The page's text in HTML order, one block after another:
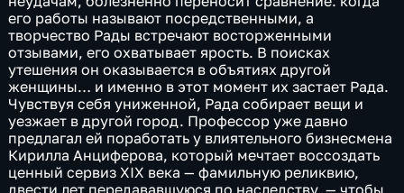
его работы называют посредственными, а
творчество Рады встречают восторженными
отзывами, его охватывает ярость. В поисках
утешения он оказывается в объятиях другой
женщины… и именно в этот момент их застает Рада.
Чувствуя себя униженной, Рада собирает вещи и
уезжает в другой город. Профессор уже давно
предлагал ей поработать у влиятельного бизнесмена
Кирилла Анциферова, который мечтает воссоздать
ценный сервиз XIX века — фамильную реликвию,